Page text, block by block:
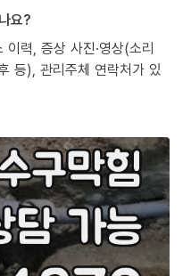
요?
이력, 증상 사진·영상(소리
등), 관리주체 연락처가 있